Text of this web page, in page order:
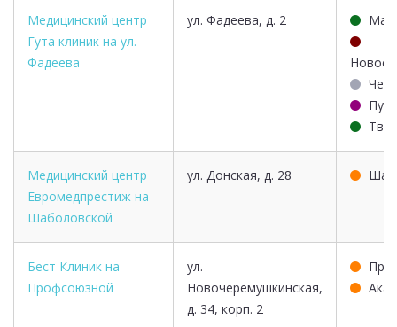
Медицинский центр
Гута клиник на ул.
Фадеева
ул. Фадеева, д. 2
Медицинский центр
Евромедпрестиж на
Шаболовской
ул. Донская, д. 28
Бест Клиник на
Профсоюзной
ул.
Новочерёмушкинская,
д. 34, корп. 2